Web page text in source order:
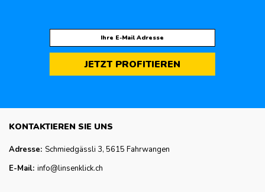
JETZT PROFITIEREN
KONTAKTIEREN SIE UNS
Adresse: Schmiedgässli 3, 5615 Fahrwangen
E-Mail: info@linsenklick.ch